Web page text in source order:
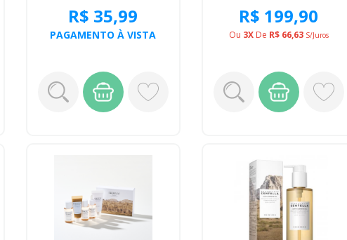
R$ 35,99
PAGAMENTO À VISTA
R$ 199,90
Ou 3XDe R$ 66,63 S/juros